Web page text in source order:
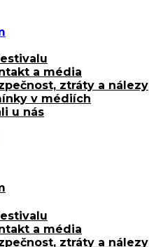
a média
ztráty a nálezy
v médiích
u nás
a média
ztráty a nálezy